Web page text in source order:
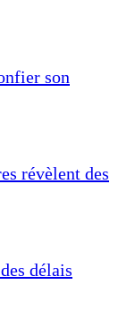
son
révèlent des
délais